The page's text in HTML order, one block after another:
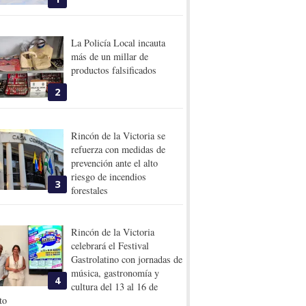
2
La Policía Local incauta
más de un millar de
productos falsificados
3
Rincón de la Victoria se
refuerza con medidas de
prevención ante el alto
riesgo de incendios
forestales
4
Rincón de la Victoria
celebrará el Festival
Gastrolatino con jornadas de
música, gastronomía y
cultura del 13 al 16 de